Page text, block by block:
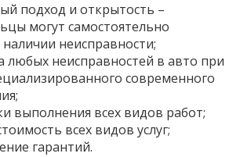
подход и открытость –
могут самостоятельно
наличии неисправности;
любых неисправностей в авто при
современного
выполнения всех видов работ;
всех видов услуг;
гарантий.